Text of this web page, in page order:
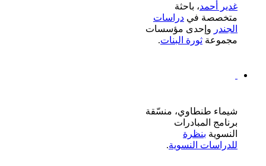
غدير أحمد، باحثة
متخصصة في دراسات
الجندر وإحدى مؤسسات
مجموعة ثورة البنات.
شيماء طنطاوي، منسّقة
برنامج المبادرات
النسوية بنظرة
للدراسات النسوية.